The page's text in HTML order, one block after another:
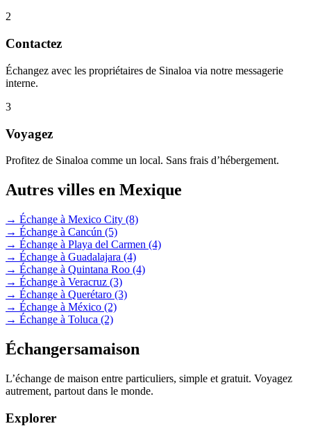
2
Contactez
Échangez avec les propriétaires de Sinaloa via notre messagerie
interne.
3
Voyagez
Profitez de Sinaloa comme un local. Sans frais d’hébergement.
Autres villes en Mexique
→ Échange à Mexico City (8)
→ Échange à Cancún (5)
→ Échange à Playa del Carmen (4)
→ Échange à Guadalajara (4)
→ Échange à Quintana Roo (4)
→ Échange à Veracruz (3)
→ Échange à Querétaro (3)
→ Échange à México (2)
→ Échange à Toluca (2)
Échangersamaison
L’échange de maison entre particuliers, simple et gratuit. Voyagez
autrement, partout dans le monde.
Explorer